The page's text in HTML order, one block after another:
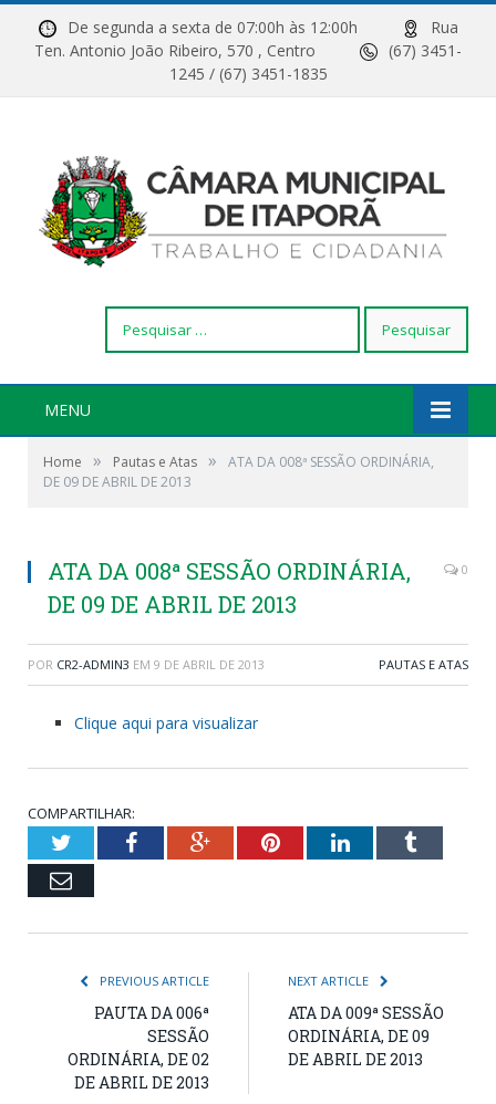
De segunda a sexta de 07:00h às 12:00h
Rua
Ten. Antonio João Ribeiro, 570 , Centro
(67) 3451-
1245 / (67) 3451-1835
por:
MENU
Home » Pautas e Atas »
ATA DA 008ª SESSÃO ORDINÁRIA,
DE 09 DE ABRIL DE 2013
ATA DA 008ª SESSÃO ORDINÁRIA,
DE 09 DE ABRIL DE 2013
0
POR CR2-ADMIN3 EM 9 DE ABRIL DE 2013 PAUTAS E ATAS
Clique aqui para visualizar
COMPARTILHAR:
TwitterFacebookGoogle+PinterestLinkedInTumblr
Email
PREVIOUS ARTICLE
PAUTA DA 006ª
SESSÃO
ORDINÁRIA, DE 02
DE ABRIL DE 2013
NEXT ARTICLE
ATA DA 009ª SESSÃO
ORDINÁRIA, DE 09
DE ABRIL DE 2013